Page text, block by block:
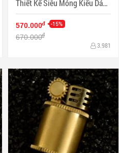
Thiết Kế Siêu Mỏng Kiểu Dáng
Cổ Điển BNC-007-1 đồng cổ
570.000đ -15%
670.000đ
3.981